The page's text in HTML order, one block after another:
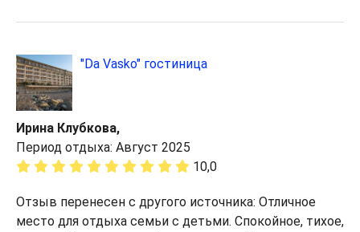
"Da Vasko" гостиница
Ирина Клубкова,
Период отдыха: Август 2025
10,0
Отзыв перенесен с другого источника: Отличное
место для отдыха семьи с детьми. Спокойное, тихое,